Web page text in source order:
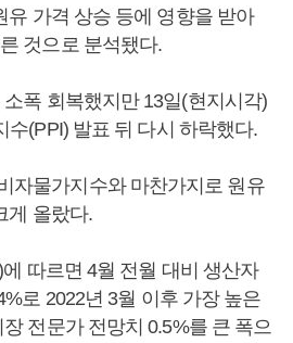
유 가격 상승 등에 영향을 받아
것으로 분석됐다.
폭 회복했지만 13일(현지시각)
수(PPI) 발표 뒤 다시 하락했다.
자물가지수와 마찬가지로 원유
게 올랐다.
따르면 4월 전월 대비 생산자
로 2022년 3월 이후 가장 높은
전문가 전망치 0.5%를 큰 폭으